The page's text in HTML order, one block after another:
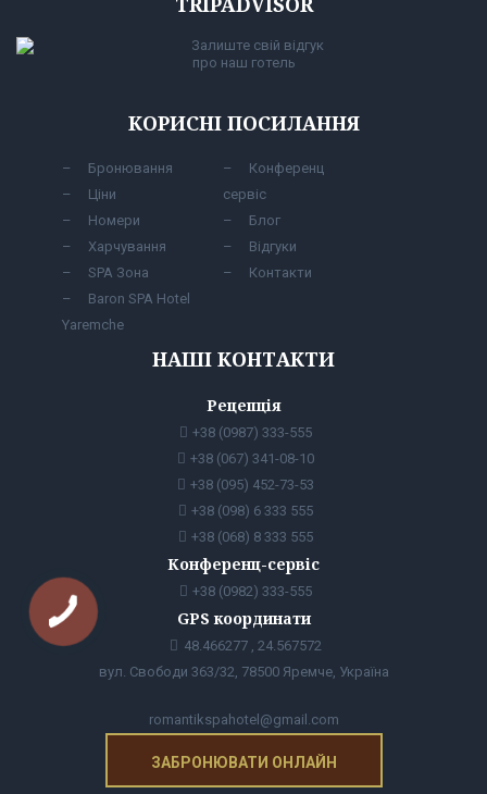
Залиште свій відгук
про наш готель
КОРИСНІ ПОСИЛАННЯ
Бронювання
Ціни
Номери
Харчування
SPA Зона
Baron SPA Hotel
Yaremche
Конференц
сервіс
Блог
Відгуки
Контакти
НАШІ КОНТАКТИ
Рецепція
+38 (0987) 333-555
+38 (067) 341-08-10
+38 (095) 452-73-53
+38 (098) 6 333 555
+38 (068) 8 333 555
Конференц-сервіс
+38 (0982) 333-555
GPS координати
48.466277 , 24.567572
вул. Свободи 363/32, 78500 Яремче, Україна
romantikspahotel@gmail.com
ЗАБРОНЮВАТИ ОНЛАЙН